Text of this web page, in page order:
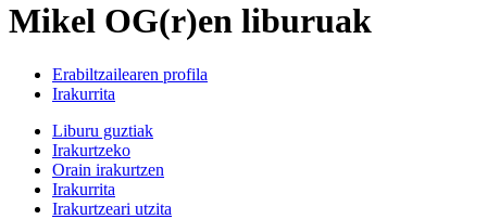
Mikel OG(r)en liburuak
Erabiltzailearen profila
Irakurrita
Liburu guztiak
Irakurtzeko
Orain irakurtzen
Irakurrita
Irakurtzeari utzita